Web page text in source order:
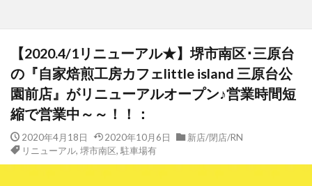
【2020.4/1リニューアル★】堺市南区･三原台
の『自家焙煎工房カフェlittle island 三原台公
園前店』がリニューアルオープン♪営業時間短
縮で営業中～～！！：
2020年4月18日 2020年10月6日
新店/閉店/RN
リニューアル, 堺市南区, 駐車場有